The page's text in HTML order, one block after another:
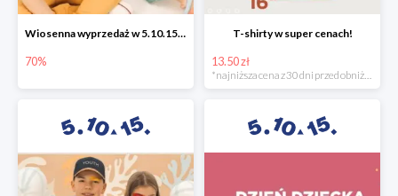
Wiosenna wyprzedaż w 5.10.15 -70%
70%
T-shirty w super cenach!
13.50 zł
*najniższa cena z 30 dni przed obniżką